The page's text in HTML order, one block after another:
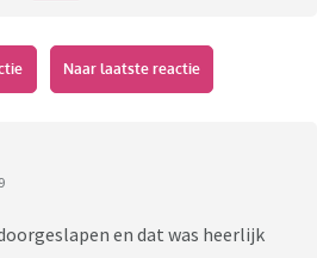
Naar laatste reactie
en dat was heerlijk